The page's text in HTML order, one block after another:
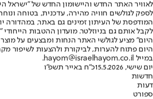
לאוויר האתר החדש והיישומון החדש של "ישראל
לספק לגולשים חוויה מהירה, עדכנית, בטוחה
המודפסת של העיתון זמינים גם באתר, במהדורה
לקבל אותם גם בניוזלטר. מועדון ההטבות
היום" מציע לגולשי האתר הנחות ומבצעים על
היום פתוח להערות, לביקורת ולהצעות לשיפור
במייל hayom@israelhayom.co.il.
יום שישי, 15.5.2026
כ"ח באייר תשפ"ו
חדשות
דעות
ספורט